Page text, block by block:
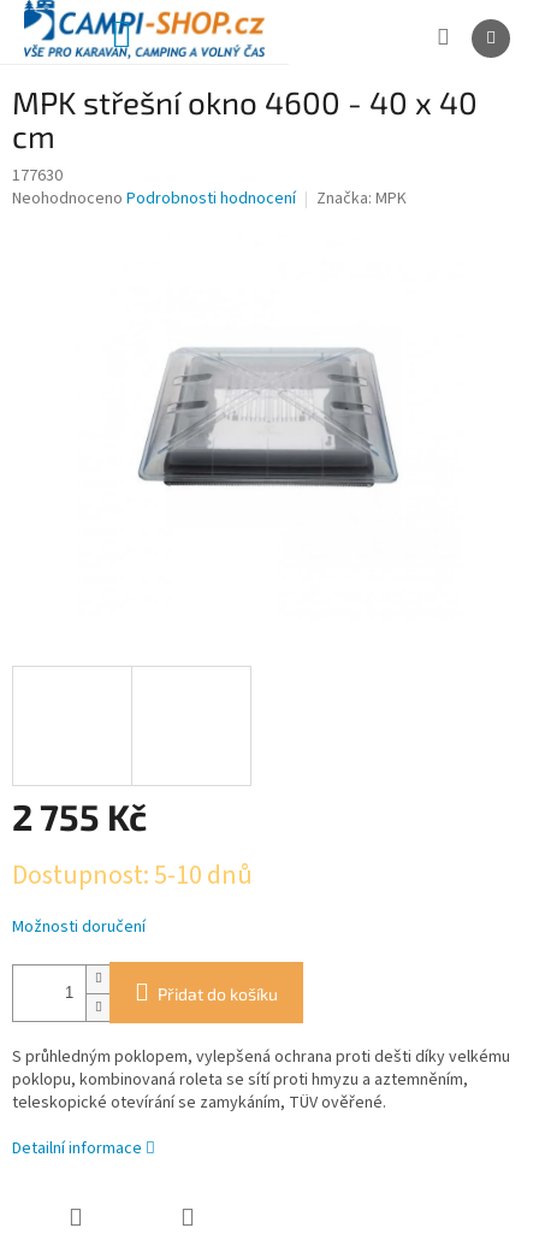
Přejít
obsah
NÁKUPNÍ
MPK střešní okno 4600 - 40 x 40
cm
177630
Průměrné
Neohodnoceno Podrobnosti hodnocení Značka: MPK
2 755 Kč
cena:
Dostupnost: 5-10 dnů
Možnosti doručení
Přidat do košíku
S průhledným poklopem, vylepšená ochrana proti dešti díky velkému
poklopu, kombinovaná roleta se sítí proti hmyzu a aztemněním,
teleskopické otevírání se zamykáním, TÜV ověřené.
Detailní informace